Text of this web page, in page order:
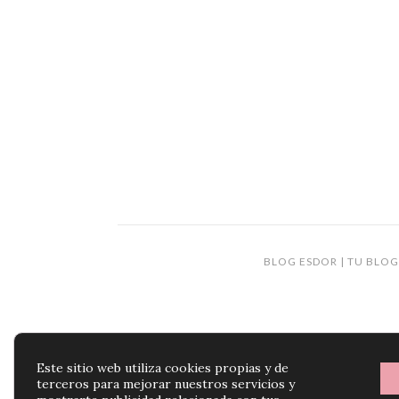
BLOG ESDOR | TU
Este sitio web utiliza cookies propias y de
terceros para mejorar nuestros servicios y